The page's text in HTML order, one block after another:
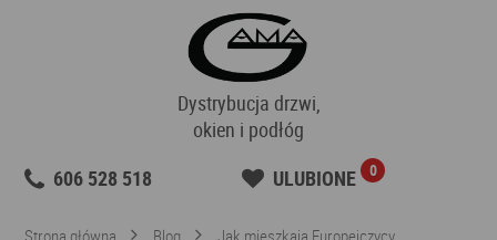
Dystrybucja drzwi,
okien i podłóg
606 528 518
ULUBIONE 0
Strona główna Blog Jak mieszkają Europejczycy